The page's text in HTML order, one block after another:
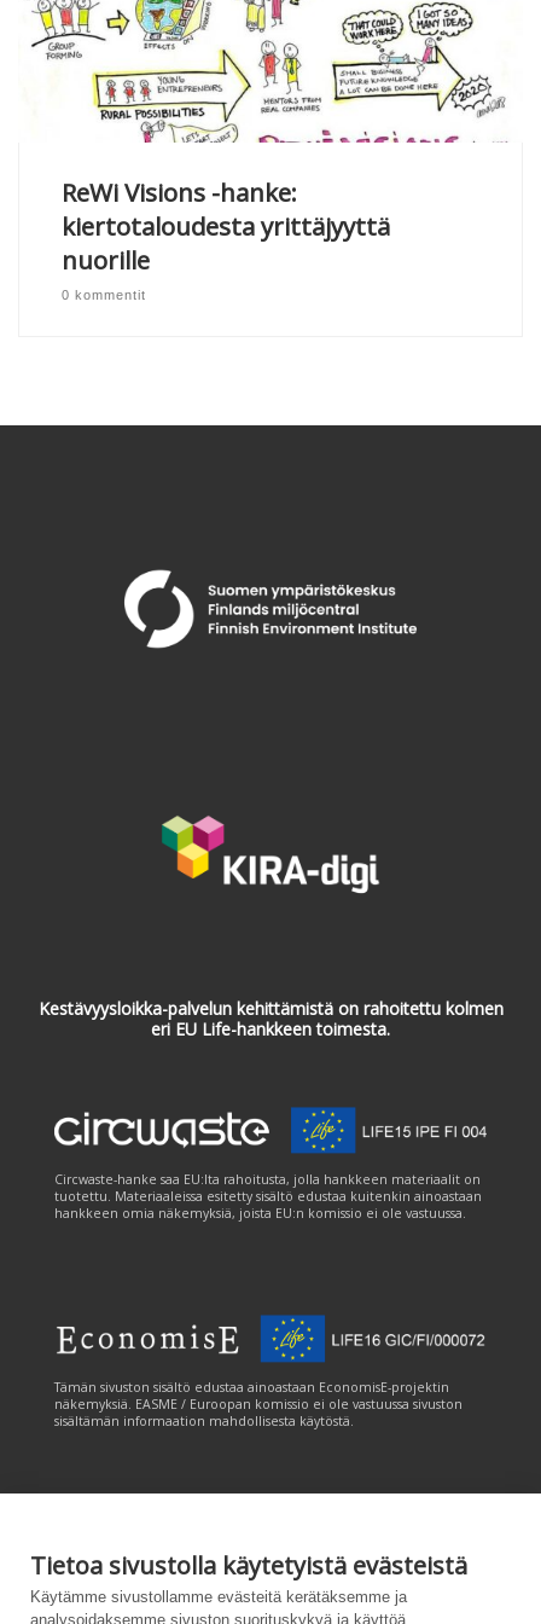
Tietoa sivustolla käytetyistä evästeistä
Käytämme sivustollamme evästeitä kerätäksemme ja
analysoidaksemme sivuston suorituskykyä ja käyttöä,
ReWi Visions -hanke:
kiertotaloudesta yrittäjyyttä
nuorille
0 kommentit
Kestävyysloikka-palvelun kehittämistä on rahoitettu kolmen
eri EU Life-hankkeen toimesta.
Circwaste-hanke saa EU:lta rahoitusta, jolla hankkeen materiaalit on
tuotettu. Materiaaleissa esitetty sisältö edustaa kuitenkin ainoastaan
hankkeen omia näkemyksiä, joista EU:n komissio ei ole vastuussa.
Tämän sivuston sisältö edustaa ainoastaan EconomisE-projektin
näkemyksiä. EASME / Euroopan komissio ei ole vastuussa sivuston
sisältämän informaation mahdollisesta käytöstä.
Tämän sivuston tuottamiseen on saatu rahoitusta Euroopan unionin
LIFE-ohjelmasta. Tämän sivuston sisältö edustaa ainoastaan